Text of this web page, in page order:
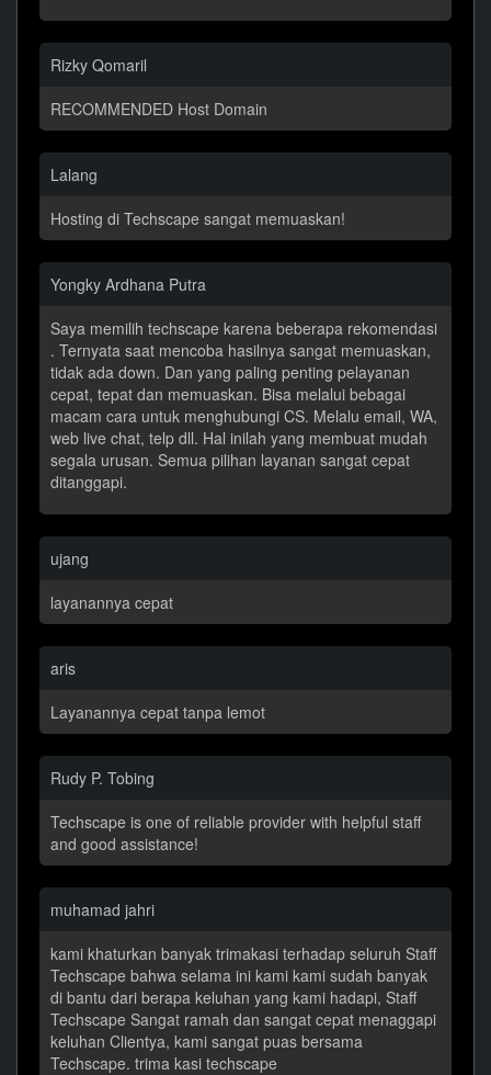
Rizky Qomaril
RECOMMENDED Host Domain
Lalang
Hosting di Techscape sangat memuaskan!
Yongky Ardhana Putra
Saya memilih techscape karena beberapa rekomendasi
. Ternyata saat mencoba hasilnya sangat memuaskan,
tidak ada down. Dan yang paling penting pelayanan
cepat, tepat dan memuaskan. Bisa melalui bebagai
macam cara untuk menghubungi CS. Melalu email, WA,
web live chat, telp dll. Hal inilah yang membuat mudah
segala urusan. Semua pilihan layanan sangat cepat
ditanggapi.
ujang
layanannya cepat
aris
Layanannya cepat tanpa lemot
Rudy P. Tobing
Techscape is one of reliable provider with helpful staff
and good assistance!
muhamad jahri
kami khaturkan banyak trimakasi terhadap seluruh Staff
Techscape bahwa selama ini kami kami sudah banyak
di bantu dari berapa keluhan yang kami hadapi, Staff
Techscape Sangat ramah dan sangat cepat menaggapi
keluhan Clientya, kami sangat puas bersama
Techscape. trima kasi techscape